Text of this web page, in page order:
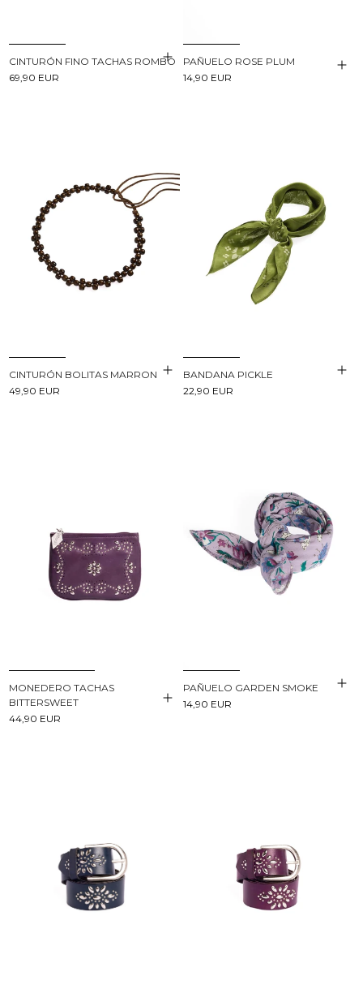
CINTURÓN FINO TACHAS ROMBO
69,90 EUR
PAÑUELO ROSE PLUM
14,90 EUR
CINTURÓN BOLITAS MARRON
49,90 EUR
BANDANA PICKLE
22,90 EUR
MONEDERO TACHAS
BITTERSWEET
44,90 EUR
PAÑUELO GARDEN SMOKE
14,90 EUR